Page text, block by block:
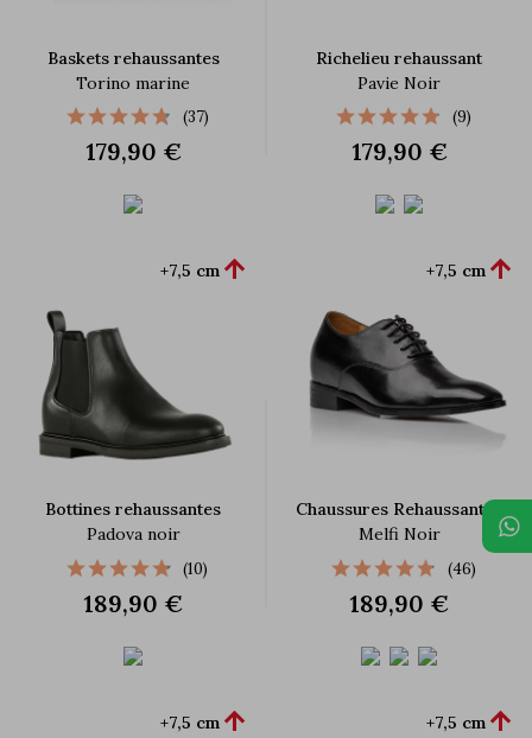
Baskets rehaussantes
Torino marine
(37)
179,90 €
Richelieu rehaussant
Pavie Noir
(9)
179,90 €
Bottines rehaussantes
Padova noir
+7,5 cm 
(10)
189,90 €
Chaussures Rehaussantes
Melfi Noir
+7,5 cm 
(46)
189,90 €
+7,5 cm  +7,5 cm 